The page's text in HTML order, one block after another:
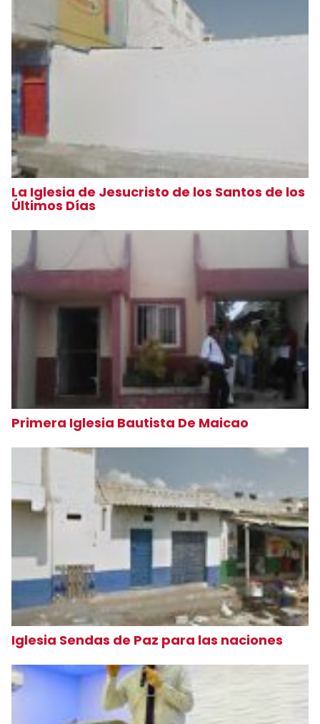
La Iglesia de Jesucristo de los Santos de los
Últimos Días
Primera Iglesia Bautista De Maicao
Iglesia Sendas de Paz para las naciones